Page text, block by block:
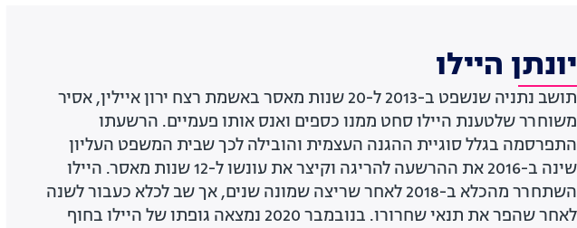
יונתן היילו
תושב נתניה שנשפט ב-2013 ל-20 שנות מאסר באשמת רצח ירון איילין, אסיר
משוחרר שלטענת היילו סחט ממנו כספים ואנס אותו פעמיים. הרשעתו
התפרסמה בגלל סוגיית ההגנה העצמית והובילה לכך שבית המשפט העליון
שינה ב-2016 את ההרשעה להריגה וקיצר את עונשו ל-12 שנות מאסר. היילו
השתחרר מהכלא ב-2018 לאחר שריצה שמונה שנים, אך שב לכלא כעבור לשנה
לאחר שהפר את תנאי שחרורו. בנובמבר 2020 נמצאה גופתו של היילו בחוף